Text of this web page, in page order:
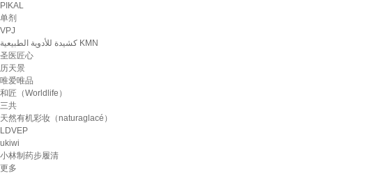
PIKAL
单剂
VPJ
كشيدة للأدوية الطبيعية KMN
圣医匠心
历天景
唯爱唯品
和匠（Worldlife）
三共
天然有机彩妆（naturaglacé）
LDVEP
ukiwi
小林制药步履清
更多